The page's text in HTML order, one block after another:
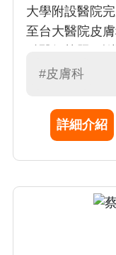
大學附設醫院
至台大醫院皮
長於一般皮膚
、指甲/毛髮疾
瘡、黴菌感染)
#皮膚科
詳細介紹